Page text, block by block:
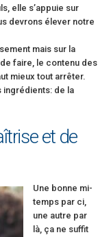
elle s’appuie sur
devrons élever notre
mais sur la
faire, le contenu des
mieux tout arrêter.
ingrédients: de la
et de
Une bonne mi-
temps par ci,
une autre par
là, ça ne suffit